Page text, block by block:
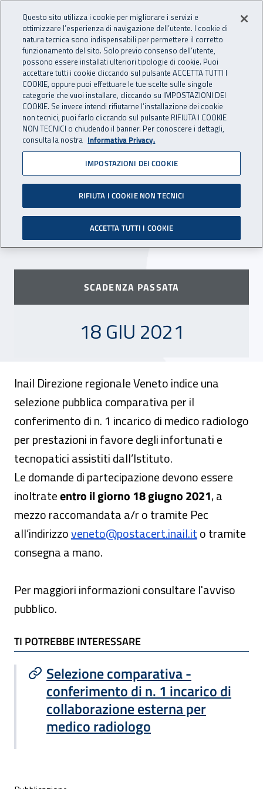
INAIL - Istituto Nazionale
Apri cerca
Navigazione principale
Navigazione - Ti trovi in:
Home Inail comunica Scadenze Scadenza
Dr Veneto: selezione
comparativa per n. 1
radiologo
Scade il giorno 18 giugno 2021 alle ore 12.00 il
termine per la presentazione delle domande di
partecipazione.
SCADENZA PASSATA
18 GIUGNO 2021
18 GIU 2021
Inail Direzione regionale Veneto indice una
selezione pubblica comparativa per il
conferimento di n. 1 incarico di medico radiologo
per prestazioni in favore degli infortunati e
tecnopatici assistiti dall’Istituto.
Le domande di partecipazione devono essere
inoltrateentro il giorno 18 giugno 2021, a
mezzo raccomandata a/r o tramite Pec
all’indirizzoveneto@postacert.inail.ito tramite
consegna a mano.
Per maggiori informazioni consultare l'avviso
pubblico.
TI POTREBBE INTERESSARE
TI POTREBBE INTERESSARE
Selezione comparativa -
conferimento di n. 1 incarico di
collaborazione esterna per
medico radiologo
Questo sito utilizza i cookie per migliorare i servizi e
ottimizzare l’esperienza di navigazione dell’utente. I cookie di
natura tecnica sono indispensabili per permettere il corretto
funzionamento del sito. Solo previo consenso dell’utente,
possono essere installati ulteriori tipologie di cookie. Puoi
accettare tutti i cookie cliccando sul pulsante ACCETTA TUTTI I
COOKIE, oppure puoi effettuare le tue scelte sulle singole
categorie che vuoi installare, cliccando su IMPOSTAZIONI DEI
COOKIE. Se invece intendi rifiutarne l’installazione dei cookie
non tecnici, puoi farlo cliccando sul pulsante RIFIUTA I COOKIE
NON TECNICI o chiudendo il banner. Per conoscere i dettagli,
consulta la nostra Informativa Privacy.
IMPOSTAZIONI DEI COOKIE
RIFIUTA I COOKIE NON TECNICI
ACCETTA TUTTI I COOKIE